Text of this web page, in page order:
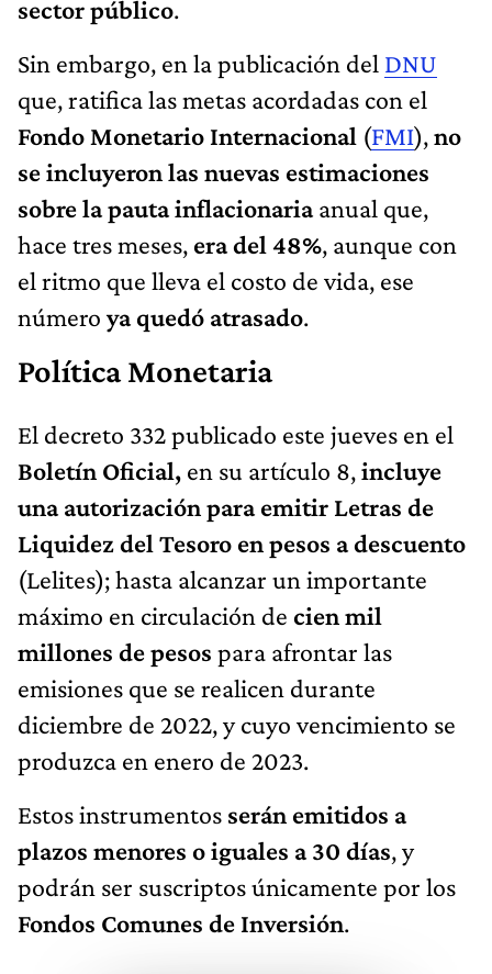
sector público.
Sin embargo, en la publicación del DNU
que, ratifica las metas acordadas con el
Fondo Monetario Internacional (FMI),no
se incluyeron las nuevas estimaciones
sobre la pauta inflacionariaanual que,
hace tres meses, era del 48%, aunque con
el ritmo que lleva el costo de vida, ese
númeroya quedó atrasado.
Política Monetaria
El decreto 332 publicado este jueves en el
Boletín Oficial, en su artículo 8,incluye
una autorización para emitir Letras de
Liquidez del Tesoro en pesos a descuento
(Lelites); hasta alcanzar un importante
máximo en circulación de cien mil
millones de pesos para afrontar las
emisiones que se realicen durante
diciembre de 2022, y cuyo vencimiento se
produzca en enero de 2023.
Estos instrumentos serán emitidos a
plazos menores o iguales a 30 días, y
podrán ser suscriptos únicamente por los
Fondos Comunes de Inversión.